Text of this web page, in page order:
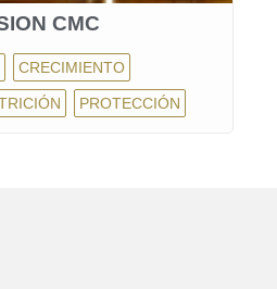
CMC
CRECIMIENTO
PROTECCIÓN